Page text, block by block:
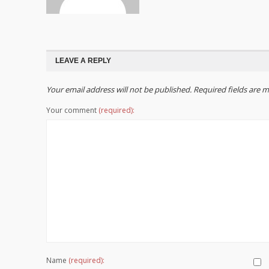
LEAVE A REPLY
Your email address will not be published. Required fields are
Your comment (required):
Name (required):